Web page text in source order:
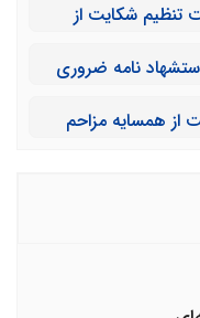
تنظیم شکایت از
نامه ضروری
از همسایه مزاحم